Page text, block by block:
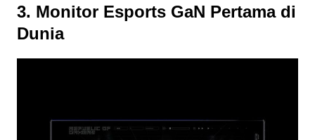
3. Monitor Esports GaN Pertama di
Dunia